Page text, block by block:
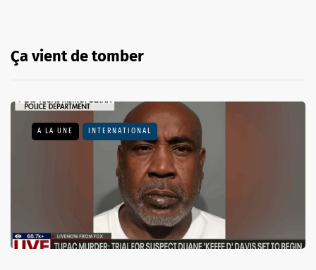
Ça vient de tomber
A LA UNE INTERNATIONAL